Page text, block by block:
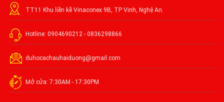
TT11 Khu liền kề Vinaconex 9B, TP Vinh, Nghệ An.
Hotline: 0904690212 - 0836298866
duhocachauhaiduong@gmail.com
Mở cửa: 7:30AM - 17:30PM